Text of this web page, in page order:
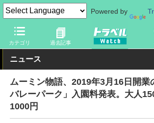
Powered by
カテゴリ 過去記事
トラベル Watch 地域 国内旅行 関東
ニュース
ムーミン物語、2019年3月16日開業
バレーパーク」入園料発表。大人
1000円